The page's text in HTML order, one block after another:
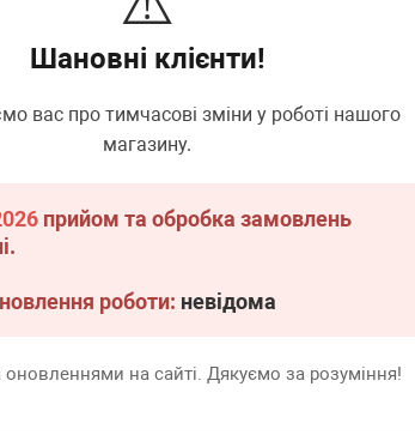
Шановні клієнти!
вас про тимчасові зміни у роботі нашого
магазину.
прийом та обробка замовлень
роботи: невідома
оновленнями на сайті. Дякуємо за розуміння!